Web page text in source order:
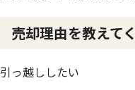
売却理由を教えて
引っ越ししたい